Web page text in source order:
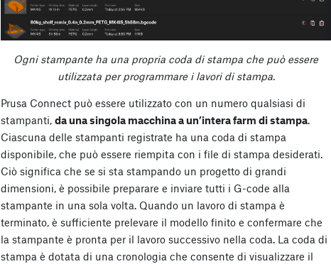
Ogni stampante ha una propria coda di stampa che può essere
utilizzata per programmare i lavori di stampa.
Prusa Connect può essere utilizzato con un numero qualsiasi di
stampanti, da una singola macchina a un’intera farm di stampa.
Ciascuna delle stampanti registrate ha una coda di stampa
disponibile, che può essere riempita con i file di stampa desiderati.
Ciò significa che se si sta stampando un progetto di grandi
dimensioni, è possibile preparare e inviare tutti i G-code alla
stampante in una sola volta. Quando un lavoro di stampa è
terminato, è sufficiente prelevare il modello finito e confermare che
la stampante è pronta per il lavoro successivo nella coda. La coda di
stampa è dotata di una cronologia che consente di visualizzare il